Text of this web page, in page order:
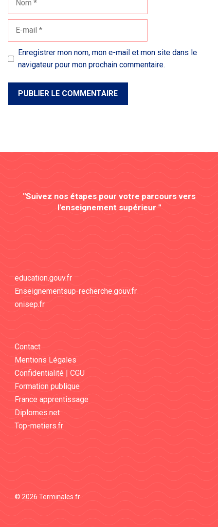
Enregistrer mon nom, mon e-mail et mon site dans le
navigateur pour mon prochain commentaire.
"Suivez nos étapes pour votre parcours vers
l'enseignement supérieur "
education.gouv.fr
Enseignementsup-recherche.gouv.fr
onisep.fr
Contact
Mentions Légales
Confidentialité | CGU
Formation publique
France apprentissage
Diplomes.net
Top-metiers.fr
© 2026 Terminales.fr